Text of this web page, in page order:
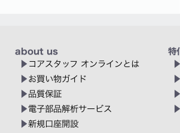
about us
コアスタッフ オンラインとは
お買い物ガイド
品質保証
電子部品解析サービス
新規口座開設
特